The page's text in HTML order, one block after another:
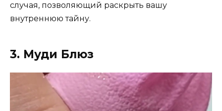
случая, позволяющий раскрыть вашу
внутреннюю тайну.
3. Муди Блюз